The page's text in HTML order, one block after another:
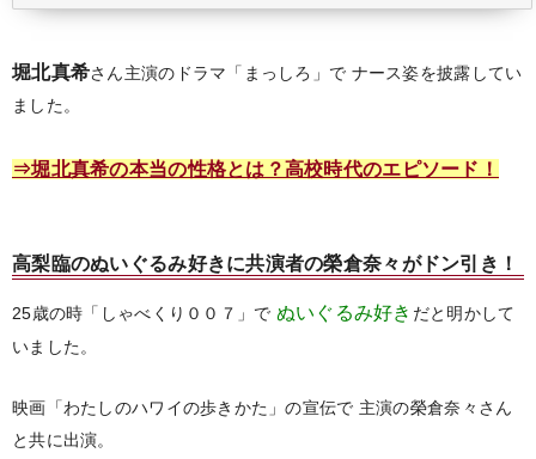
堀北真希さん主演のドラマ「まっしろ」で ナース姿を披露してい
ました。
⇒堀北真希の本当の性格とは？高校時代のエピソード！
高梨臨のぬいぐるみ好きに共演者の榮倉奈々がドン引き！
25歳の時「しゃべくり００７」で ぬいぐるみ好き だと明かして
いました。
映画「わたしのハワイの歩きかた」の宣伝で 主演の榮倉奈々さん
と共に出演。